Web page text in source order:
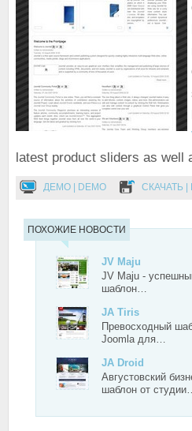
latest product sliders as well
ДЕМО | DEMO СКАЧАТЬ |
ПОХОЖИЕ НОВОСТИ
JV Maju
JV Maju -
шаблон…
JA Tiris
Превосходный
Joomla для…
JA Droid
Августовский
шаблон от